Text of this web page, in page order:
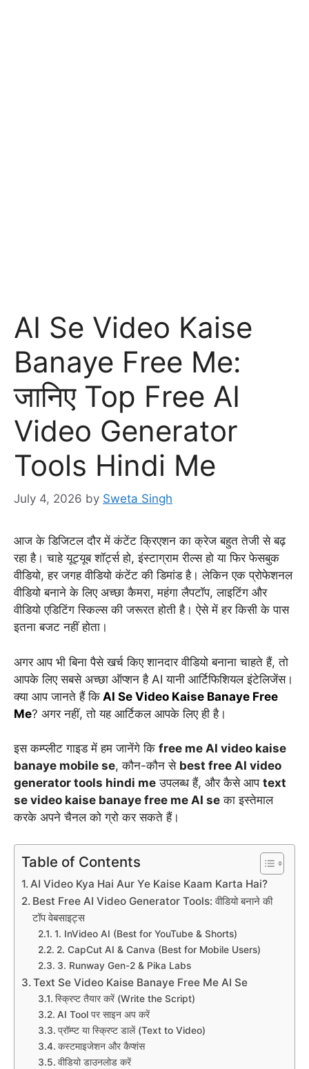
AI Se Video Kaise
Banaye Free Me:
जानिए Top Free AI
Video Generator
Tools Hindi Me
July 4, 2026 by Sweta Singh
आज के डिजिटल दौर में कंटेंट क्रिएशन का क्रेज बहुत तेजी से बढ़
रहा है। चाहे यूट्यूब शॉर्ट्स हो, इंस्टाग्राम रील्स हो या फिर फेसबुक
वीडियो, हर जगह वीडियो कंटेंट की डिमांड है। लेकिन एक प्रोफेशनल
वीडियो बनाने के लिए अच्छा कैमरा, महंगा लैपटॉप, लाइटिंग और
वीडियो एडिटिंग स्किल्स की जरूरत होती है। ऐसे में हर किसी के पास
इतना बजट नहीं होता।
अगर आप भी बिना पैसे खर्च किए शानदार वीडियो बनाना चाहते हैं, तो
आपके लिए सबसे अच्छा ऑप्शन है AI यानी आर्टिफिशियल इंटेलिजेंस।
क्या आप जानते हैं कि AI Se Video Kaise Banaye Free
Me? अगर नहीं, तो यह आर्टिकल आपके लिए ही है।
इस कम्प्लीट गाइड में हम जानेंगे कि free me AI video kaise
banaye mobile se, कौन-कौन से best free AI video
generator tools hindi me उपलब्ध हैं, और कैसे आप text
se video kaise banaye free me AI se का इस्तेमाल
करके अपने चैनल को ग्रो कर सकते हैं।
Table of Contents
AI Video Kya Hai Aur Ye Kaise Kaam Karta Hai?
Best Free AI Video Generator Tools: वीडियो बनाने की
टॉप वेबसाइट्स
1. InVideo AI (Best for YouTube & Shorts)
2. CapCut AI & Canva (Best for Mobile Users)
3. Runway Gen-2 & Pika Labs
Text Se Video Kaise Banaye Free Me AI Se
स्क्रिप्ट तैयार करें (Write the Script)
AI Tool पर साइन अप करें
प्रॉम्प्ट या स्क्रिप्ट डालें (Text to Video)
कस्टमाइजेशन और कैप्शंस
वीडियो डाउनलोड करें